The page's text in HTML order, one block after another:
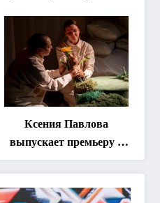
Что покажут на втором
этапе фестиваля
«Монокль»
Ксения Павлова
выпускает премьеру о
дружбе сурка и